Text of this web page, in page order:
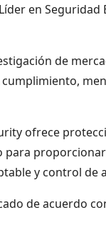
en
de
ofrece
y control de
de acuerdo